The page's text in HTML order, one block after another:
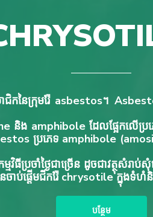
នៃក្រុមរ៉ែ asbestos។
ង amphibole ដែលផ្អែកលើប្រភ
ប្រភេទ amphibole
មវិធីប្រចាំថ្ងៃជាច្រើន ដូចជាវត្ថុសំ
ប់ផ្តើមជីករ៉ែ chrysotile ក្នុងទំ
បន្ថែម